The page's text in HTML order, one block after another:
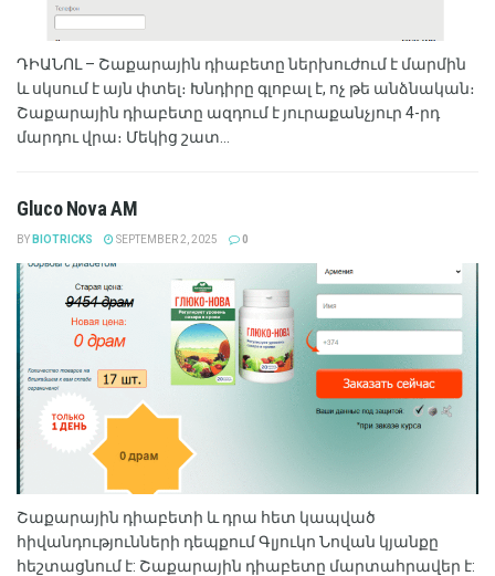
ԴԻԱՆՈԼ – Շաքարային դիաբետը ներխուժում է մարմին
և սկսում է այն փտել։ Խնդիրը գլոբալ է, ոչ թե անձնական։
Շաքարային դիաբետը ազդում է յուրաքանչյուր 4-րդ
մարդու վրա։ Մեկից շատ...
Gluco Nova AM
BY BIOTRICKS SEPTEMBER 2, 2025 0
Շաքարային դիաբետի և դրա հետ կապված
հիվանդությունների դեպքում Գլյուկո Նովան կյանքը
հեշտացնում է: Շաքարային դիաբետը մարտահրավեր է: